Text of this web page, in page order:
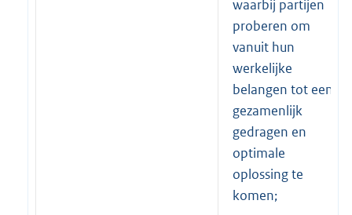
waarbij partijen
proberen om
vanuit hun
werkelijke
belangen tot een
gezamenlijk
gedragen en
optimale
oplossing te
komen;